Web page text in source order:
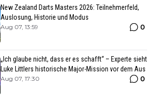
New Zealand Darts Masters 2026: Teilnehmerfeld,
Auslosung, Historie und Modus
Aug 07, 13:59 0
„Ich glaube nicht, dass er es schafft“ – Experte sieht
Luke Littlers historische Major-Mission vor dem Aus
Aug 07, 17:30 0